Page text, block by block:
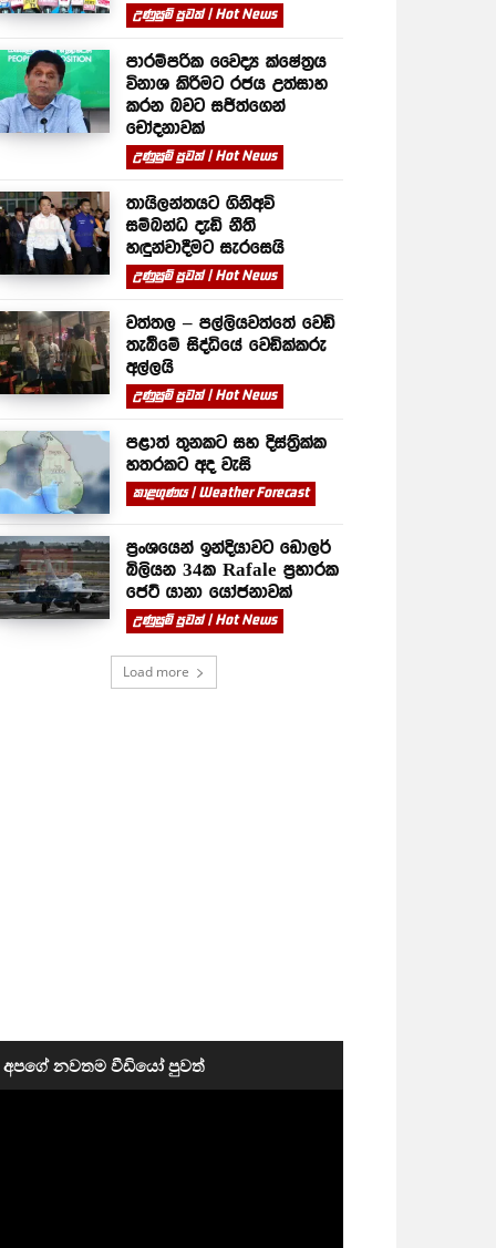
උණුසුම් පුවත් | Hot News
පාරම්පරික වෛද්‍ය ක්ෂේත්‍රය
විනාශ කිරීමට රජය උත්සාහ
කරන බවට සජිත්ගෙන්
චෝදනාවක්
උණුසුම් පුවත් | Hot News
තායිලන්තයට ගිනිඅවි
සම්බන්ධ දැඩි නීති
හඳුන්වාදීමට සැරසෙයි
උණුසුම් පුවත් | Hot News
වත්තල – පල්ලියවත්තේ වෙඩි
තැබීමේ සිද්ධියේ වෙඩික්කරු
අල්ලයි
උණුසුම් පුවත් | Hot News
පළාත් තුනකට සහ දිස්ත්‍රික්ක
හතරකට අද වැසි
කාළගුණය | Weather Forecast
ප්‍රංශයෙන් ඉන්දියාවට ඩොලර්
බිලියන 34ක Rafale ප්‍රහාරක
ජෙට් යානා යෝජනාවක්
උණුසුම් පුවත් | Hot News
Load more
අපගේ නවතම වීඩියෝ පුවත්